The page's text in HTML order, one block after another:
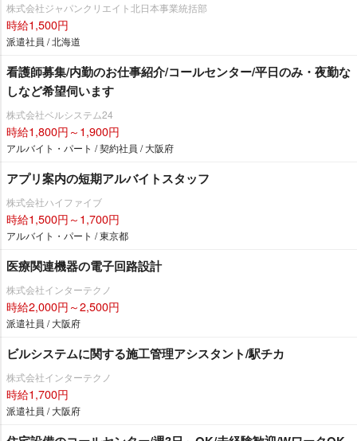
株式会社ジャパンクリエイト北日本事業統括部
時給1,500円
派遣社員 / 北海道
看護師募集/内勤のお仕事紹介/コールセンター/平日のみ・夜勤な
しなど希望伺います
株式会社ベルシステム24
時給1,800円～1,900円
アルバイト・パート / 契約社員 / 大阪府
アプリ案内の短期アルバイトスタッフ
株式会社ハイファイブ
時給1,500円～1,700円
アルバイト・パート / 東京都
医療関連機器の電子回路設計
株式会社インターテクノ
時給2,000円～2,500円
派遣社員 / 大阪府
ビルシステムに関する施工管理アシスタント/駅チカ
株式会社インターテクノ
時給1,700円
派遣社員 / 大阪府